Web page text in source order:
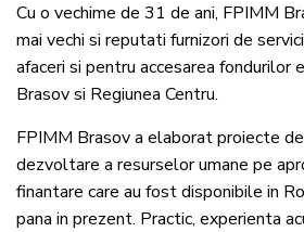
Cu o vechime de 31 de ani, FPIMM
mai vechi si reputati furnizori de
afaceri si pentru accesarea fondurilor
Brasov si Regiunea Centru.
FPIMM Brasov a elaborat proiecte
dezvoltare a resurselor umane pe
finantare care au fost disponibile in
pana in prezent. Practic, experienta